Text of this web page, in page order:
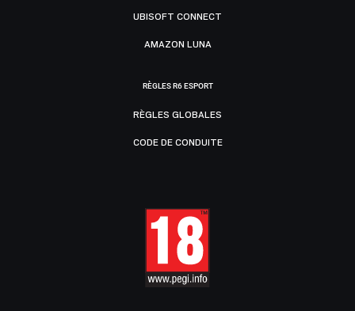
UBISOFT CONNECT
AMAZON LUNA
RÈGLES R6 ESPORT
RÈGLES GLOBALES
CODE DE CONDUITE